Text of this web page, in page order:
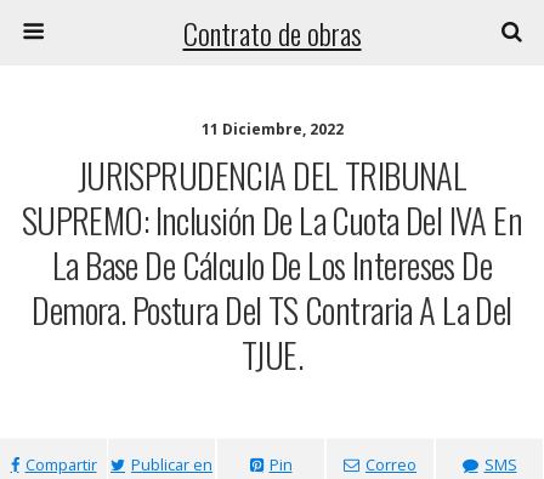
Contrato de obras
11 Diciembre, 2022
JURISPRUDENCIA DEL TRIBUNAL
SUPREMO: Inclusión De La Cuota Del IVA En
La Base De Cálculo De Los Intereses De
Demora. Postura Del TS Contraria A La Del
TJUE.
Compartir
Publicar en
Pin
Correo
SMS